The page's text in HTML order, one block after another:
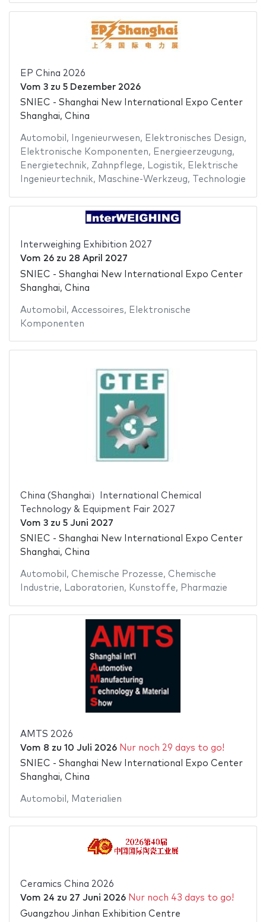
EP China 2026
Vom 3zu 5 Dezember 2026
SNIEC - Shanghai New International Expo Center
Shanghai, China
Automobil , Ingenieurwesen, Elektronisches Design,
Elektronische Komponenten, Energieerzeugung,
Energietechnik, Zahnpflege, Logistik, Elektrische
Ingenieurtechnik, Maschine-Werkzeug, Technologie
Interweighing Exhibition 2027
Vom 26zu 28 April 2027
SNIEC - Shanghai New International Expo Center
Shanghai, China
Automobil , Accessoires, Elektronische
Komponenten
China (Shanghai）International Chemical
Technology & Equipment Fair 2027
Vom 3zu 5 Juni 2027
SNIEC - Shanghai New International Expo Center
Shanghai, China
Automobil , Chemische Prozesse, Chemische
Industrie, Laboratorien, Kunstoffe, Pharmazie
AMTS 2026
Vom 8 zu 10 Juli 2026 Nur noch 29 days to go!
SNIEC - Shanghai New International Expo Center
Shanghai, China
Automobil , Materialien
Ceramics China 2026
Vom 24 zu 27 Juni 2026 Nur noch 43 days to go!
Guangzhou Jinhan Exhibition Centre